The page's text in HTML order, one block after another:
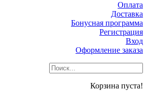
Оплата
Доставка
Бонусная программа
Регистрация
Вход
Оформление заказа
Корзина пуста!